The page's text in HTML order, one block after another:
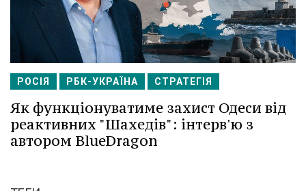
РОСІЯ РБК-УКРАЇНА СТРАТЕГІЯ
Як функціонуватиме захист Одеси від
реактивних "Шахедів": інтерв'ю з
автором BlueDragon